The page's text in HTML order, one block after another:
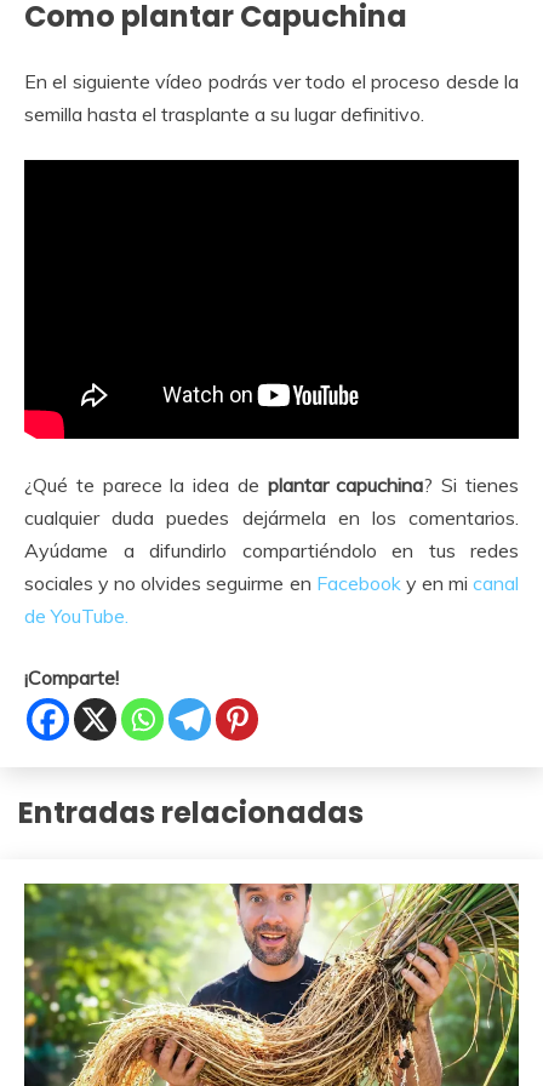
Como plantar Capuchina
En el siguiente vídeo podrás ver todo el proceso desde la
semilla hasta el trasplante a su lugar definitivo.
¿Qué te parece la idea de plantar capuchina? Si tienes
cualquier duda puedes dejármela en los comentarios.
Ayúdame a difundirlo compartiéndolo en tus redes
sociales y no olvides seguirme en Facebooky en micanal
de YouTube.
¡Comparte!
Entradas relacionadas